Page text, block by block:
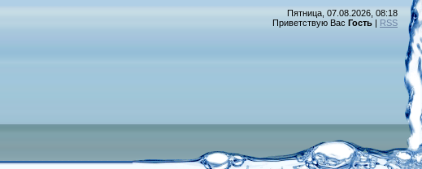
Пятница, 07.08.2026, 08:18
Приветствую Вас Гость | RSS